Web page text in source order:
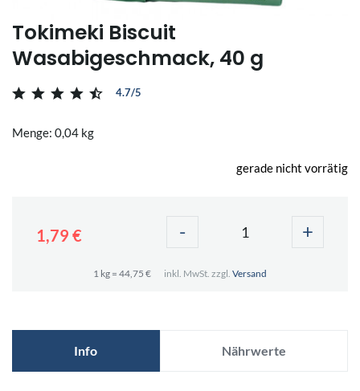
Tokimeki Biscuit
Wasabigeschmack, 40 g
4.7/5
Menge: 0,04 kg
gerade nicht vorrätig
1,79 € - +
1 kg = 44,75 € inkl. MwSt. zzgl. Versand
Info Nährwerte